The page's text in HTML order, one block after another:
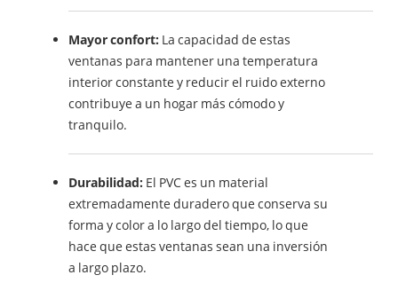
Mayor confort: La capacidad de estas
ventanas para mantener una temperatura
interior constante y reducir el ruido externo
contribuye a un hogar más cómodo y
tranquilo.
Durabilidad: El PVC es un material
extremadamente duradero que conserva su
forma y color a lo largo del tiempo, lo que
hace que estas ventanas sean una inversión
a largo plazo.